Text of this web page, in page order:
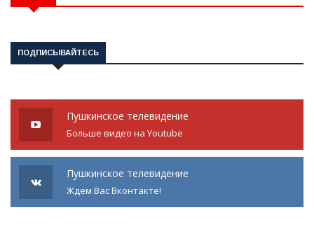
ПОДПИСЫВАЙТЕСЬ
Пушкинское телевидение
Больше видео на Youtube
Пушкинское телевидение
Ждем Вас Вконтакте!